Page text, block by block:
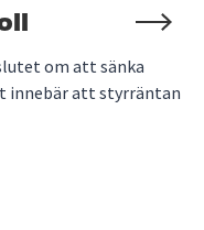
om att sänka
innebär att styrräntan